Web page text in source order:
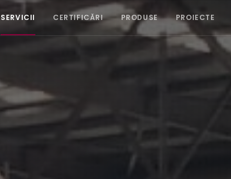
SERVICII CERTIFICĂRI PRODUSE PROIECTE